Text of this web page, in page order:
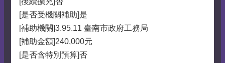
[是否受機關補助]是
[補助機關]3.95.11 臺南市政府工務局
[補助金額]240,000元
[是否含特別預算]否